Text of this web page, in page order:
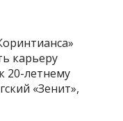
карьеру
20-летнему
«Зенит»,